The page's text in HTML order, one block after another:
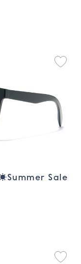
☀️Summer Sale